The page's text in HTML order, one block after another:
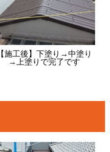
【施工後】下塗り→中塗り
→上塗りで完了です